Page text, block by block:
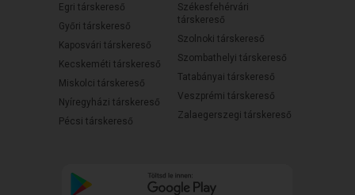
Egri társkereső
Győri társkereső
Kaposvári társkereső
Kecskeméti társkereső
Miskolci társkereső
Nyíregyházi társkereső
Pécsi társkereső
Székesfehérvári
társkereső
Szolnoki társkereső
Szombathelyi társkereső
Tatabányai társkereső
Veszprémi társkereső
Zalaegerszegi társkereső